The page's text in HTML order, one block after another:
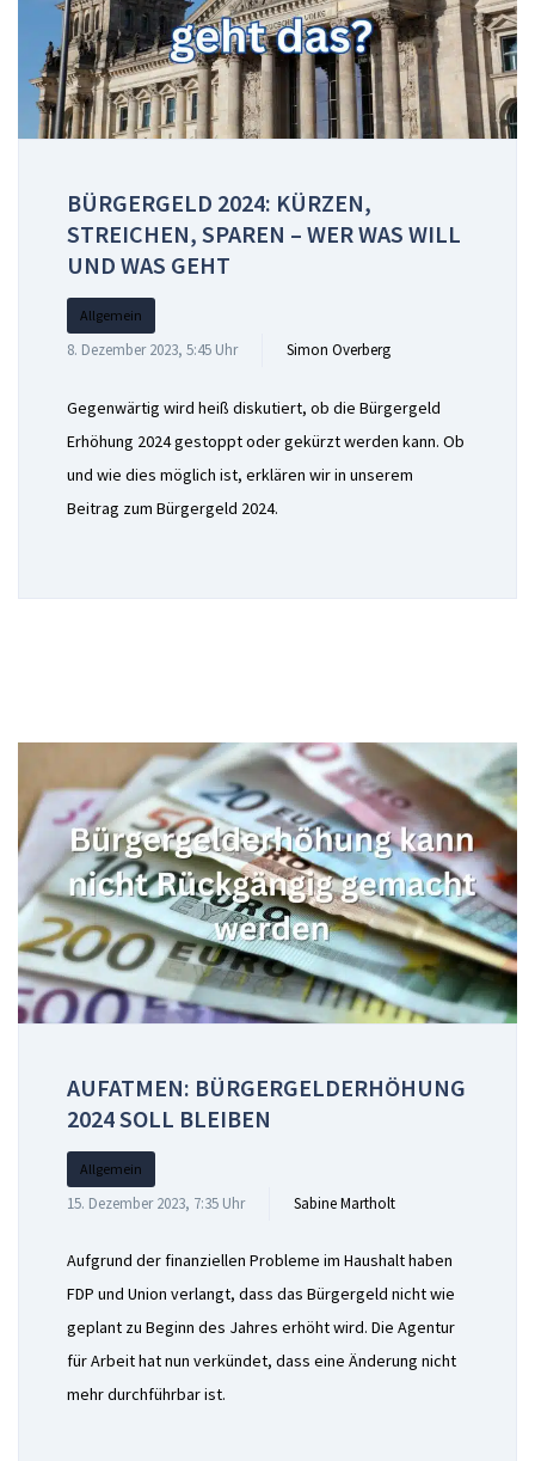
BÜRGERGELD 2024: KÜRZEN,
STREICHEN, SPAREN – WER WAS WILL
UND WAS GEHT
Allgemein
8. Dezember 2023, 5:45 Uhr Simon Overberg
Gegenwärtig wird heiß diskutiert, ob die Bürgergeld
Erhöhung 2024 gestoppt oder gekürzt werden kann. Ob
und wie dies möglich ist, erklären wir in unserem
Beitrag zum Bürgergeld 2024.
AUFATMEN: BÜRGERGELDERHÖHUNG
2024 SOLL BLEIBEN
Allgemein
15. Dezember 2023, 7:35 Uhr Sabine Martholt
Aufgrund der finanziellen Probleme im Haushalt haben
FDP und Union verlangt, dass das Bürgergeld nicht wie
geplant zu Beginn des Jahres erhöht wird. Die Agentur
für Arbeit hat nun verkündet, dass eine Änderung nicht
mehr durchführbar ist.